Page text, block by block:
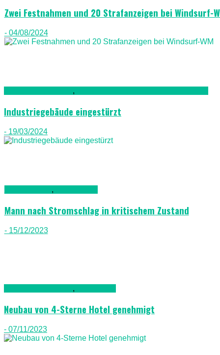
Zwei Festnahmen und 20 Strafanzeigen bei Windsurf-
- 04/08/2024
,
Industriegebäude eingestürzt
- 19/03/2024
,
Mann nach Stromschlag in kritischem Zustand
- 15/12/2023
,
Neubau von 4-Sterne Hotel genehmigt
- 07/11/2023